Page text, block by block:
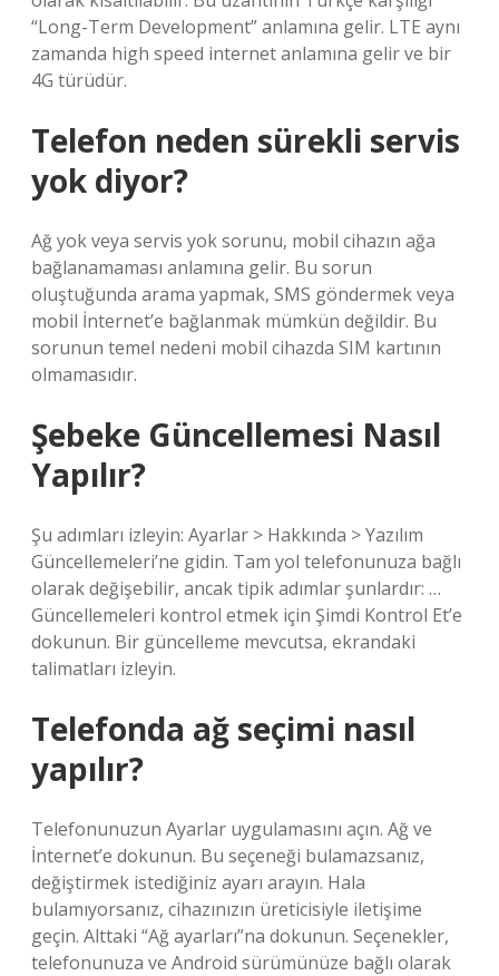
“Long-Term Development” anlamına gelir. LTE aynı
zamanda high speed internet anlamına gelir ve bir
4G türüdür.
Telefon neden sürekli servis
yok diyor?
Ağ yok veya servis yok sorunu, mobil cihazın ağa
bağlanamaması anlamına gelir. Bu sorun
oluştuğunda arama yapmak, SMS göndermek veya
mobil İnternet’e bağlanmak mümkün değildir. Bu
sorunun temel nedeni mobil cihazda SIM kartının
olmamasıdır.
Şebeke Güncellemesi Nasıl
Yapılır?
Şu adımları izleyin: Ayarlar > Hakkında > Yazılım
Güncellemeleri’ne gidin. Tam yol telefonunuza bağlı
olarak değişebilir, ancak tipik adımlar şunlardır: …
Güncellemeleri kontrol etmek için Şimdi Kontrol Et’e
dokunun. Bir güncelleme mevcutsa, ekrandaki
talimatları izleyin.
Telefonda ağ seçimi nasıl
yapılır?
Telefonunuzun Ayarlar uygulamasını açın. Ağ ve
İnternet’e dokunun. Bu seçeneği bulamazsanız,
değiştirmek istediğiniz ayarı arayın. Hala
bulamıyorsanız, cihazınızın üreticisiyle iletişime
geçin. Alttaki “Ağ ayarları”na dokunun. Seçenekler,
telefonunuza ve Android sürümünüze bağlı olarak